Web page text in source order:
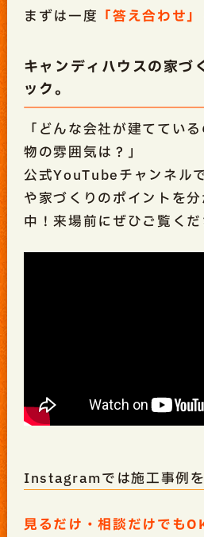
まずは一度 「答え合わせ」
キャンディハウスの家づ
ック。
「どんな会社が建ててい
物の雰囲気は？」
公式YouTubeチャンネル
や家づくりのポイントを
中！来場前にぜひご覧く
Instagramでは施工事例を
見るだけ・相談だけでも